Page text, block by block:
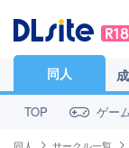
同人
TOP ゲー
同人 サークル一覧